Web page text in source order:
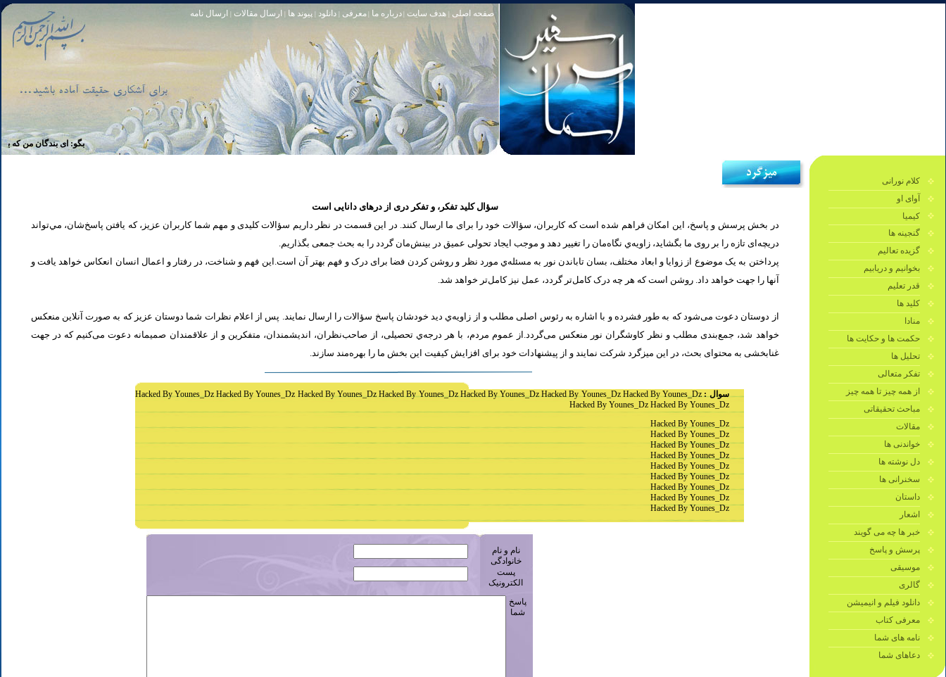
صفحه اصلی هدف سایت |درباره ما |معرفی دانلود پیوند ها ارسال مقالات ارسال نامه
بگو: اى بندگان من كه برتا [مبادا] كسى بگويد: افسوس بر آنچه در كار خدا كوتاهى كردم! و حقّا كه من از ريشخند كنندگان بودم. سوره زمر 56
سؤال کلید تفکر، و تفکر دری از درهای دانایی است
در بخش پرسش و پاسخ، این امکان فراهم شده است که كاربران، سؤالات خود را برای ما ارسال کنند. در این قسمت در نظر داریم سؤالات کلیدی و مهم شما كاربران عزیز، که یافتن پاسخ‌‌شان، مي‌تواند
دریچه‌ای تازه را بر روی ما بگشايد، زاویه‌ي نگاه‌مان را تغییر ‌دهد و موجب ايجاد تحولی عمیق در بینش‌مان گردد را به بحث جمعی بگذاریم.
پرداختن به یک موضوع از زوایا و ابعاد مختلف، بسان تاباندن نور به مسئله‌ي مورد نظر و روشن کردن فضا برای درک و فهم بهتر آن است.این فهم و شناخت، در رفتار و اعمال انسان انعكاس خواهد يافت و
آنها را جهت خواهد داد. روشن است كه هر چه درک‌ کامل‌تر گردد، عمل‌ نیز کامل‌تر خواهد شد.
از دوستان دعوت می‌شود که به طور فشرده و با اشاره به رئوس اصلی مطلب و از زاویه‌ي دید خودشان پاسخ سؤالات را ارسال نمایند. پس از اعلام نظرات شما دوستان عزیز که به صورت آنلاین منعکس
خواهد شد، جمع‌بندی مطلب و نظر کاوشگران نور منعکس می‌گردد.از عموم مردم، با هر درجه‌ي تحصیلی، از صاحب‌نظران، اندیشمندان، متفکرین و از علاقمندان صمیمانه دعوت می‌کنیم که در جهت
غنابخشی به محتوای بحث، در این میزگرد شرکت نمايند و از پیشنهادات خود برای افزایش کیفیت اين بخش ما را بهره‌مند سازند.
سوال : Hacked By Younes_Dz Hacked By Younes_Dz Hacked By Younes_Dz Hacked By Younes_Dz Hacked By Younes_Dz Hacked By Younes_Dz Hacked By Younes_Dz
Hacked By Younes_Dz Hacked By Younes_Dz
Hacked By Younes_Dz
Hacked By Younes_Dz
Hacked By Younes_Dz
Hacked By Younes_Dz
Hacked By Younes_Dz
Hacked By Younes_Dz
Hacked By Younes_Dz
Hacked By Younes_Dz
Hacked By Younes_Dz
نام و نام
خانوادگی
پست
الکترونیک
پاسخ
شما
کلام نورانی
آوای او
کیمیا
گنجینه ها
گزیده تعالیم
بخوانیم و دریابیم
قدر تعلیم
کلید ها
منادا
حکمت ها و حکایت ها
تحلیل ها
تفکر متعالی
از همه چیز تا همه چیز
مباحث تحقیقاتی
مقالات
خواندنی ها
دل نوشته ها
سخنرانی ها
داستان
اشعار
خبر ها چه می گویند
پرسش و پاسخ
موسیقی
گالری
دانلود فیلم و انیمیشن
معرفی کتاب
نامه های شما
دعاهای شما